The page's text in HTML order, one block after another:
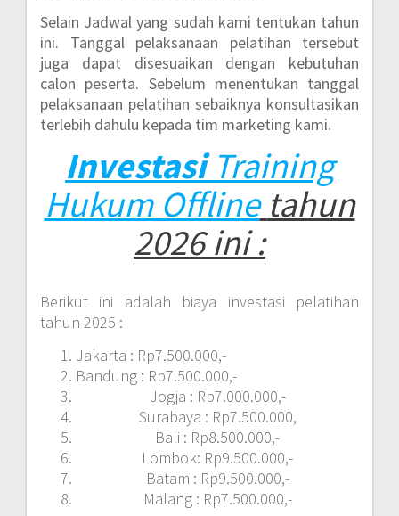
Selain Jadwal yang sudah kami tentukan tahun
ini. Tanggal pelaksanaan pelatihan tersebut
juga dapat disesuaikan dengan kebutuhan
calon peserta. Sebelum menentukan tanggal
pelaksanaan pelatihan sebaiknya konsultasikan
terlebih dahulu kepada tim marketing kami.
Investasi Training
Hukum Offline tahun
2026 ini :
Berikut ini adalah biaya investasi pelatihan
tahun 2025 :
Jakarta : Rp7.500.000,-
Bandung : Rp7.500.000,-
Jogja : Rp7.000.000,-
Surabaya : Rp7.500.000,
Bali : Rp8.500.000,-
Lombok: Rp9.500.000,-
Batam : Rp9.500.000,-
Malang : Rp7.500.000,-